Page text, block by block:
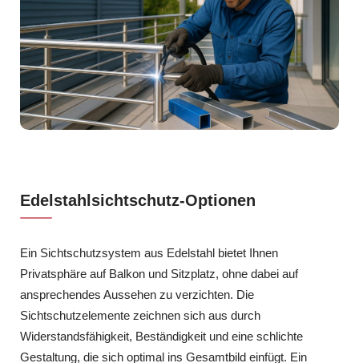
Edelstahlsichtschutz-Optionen
Ein Sichtschutzsystem aus Edelstahl bietet Ihnen
Privatsphäre auf Balkon und Sitzplatz, ohne dabei auf
ansprechendes Aussehen zu verzichten. Die
Sichtschutzelemente zeichnen sich aus durch
Widerstandsfähigkeit, Beständigkeit und eine schlichte
Gestaltung, die sich optimal ins Gesamtbild einfügt. Ein